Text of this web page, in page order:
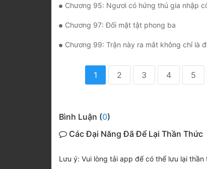
Chương 95: Ngươi có hứng thú gia nhập
Chương 97: Đối mặt tật phong ba
Chương 99: Trận này ra mắt không chỉ là
1 2 3 4 5
Bình Luận (0)
Các Đại Năng Đã Để Lại Thần Thức
Lưu ý: Vui lòng tải app để có thể lưu lại